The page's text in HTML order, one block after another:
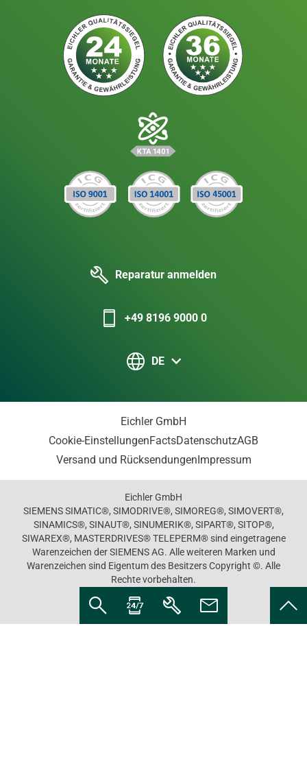
Reparatur anmelden
+49 8196 9000 0
DE
Eichler GmbH
Cookie-EinstellungenFactsDatenschutzAGB
Versand und RücksendungenImpressum
Eichler GmbH
SIEMENS SIMATIC®, SIMODRIVE®, SIMOREG®, SIMOVERT®,
SINAMICS®, SINAUT®, SINUMERIK®, SIPART®, SITOP®,
SIWAREX®, MASTERDRIVES® TELEPERM® sind eingetragene
Warenzeichen der SIEMENS AG. Alle weiteren Marken und
Warenzeichen sind Eigentum des Besitzers Copyright ©. Alle
Rechte vorbehalten.